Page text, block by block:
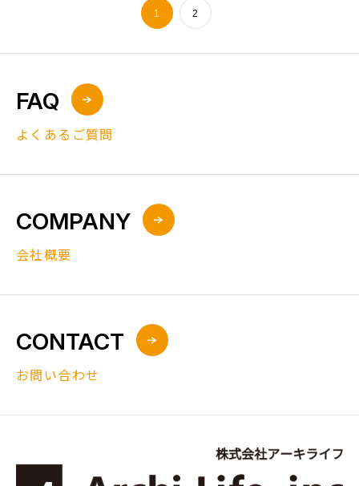
1 2
FAQ
よくあるご質問
COMPANY
会社概要
CONTACT
お問い合わせ